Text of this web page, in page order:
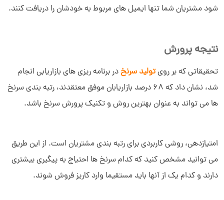
شود مشتریان شما تنها ایمیل های مربوط به خودشان را دریافت کنند.
نتیجه پرورش
تحقیقاتی که بر رویتولید سرنخدر برنامه ریزی های بازاریابی انجام
شد، نشان داد که 68 درصد بازاریابان موفق معتقدند، رتبه بندی سرنخ
ها می تواند به عنوان بهترین روش و تکنیک پرورش سرنخ باشد.
امتیازدهی، روشی کاربردی برای رتبه بندی مشتریان است. از این طریق
می توانید مشخص کنید که کدام سرنخ ها احتیاج به پیگیری بیشتری
دارند و کدام یک از آنها باید مستقیما وارد کاریز فروش شوند.